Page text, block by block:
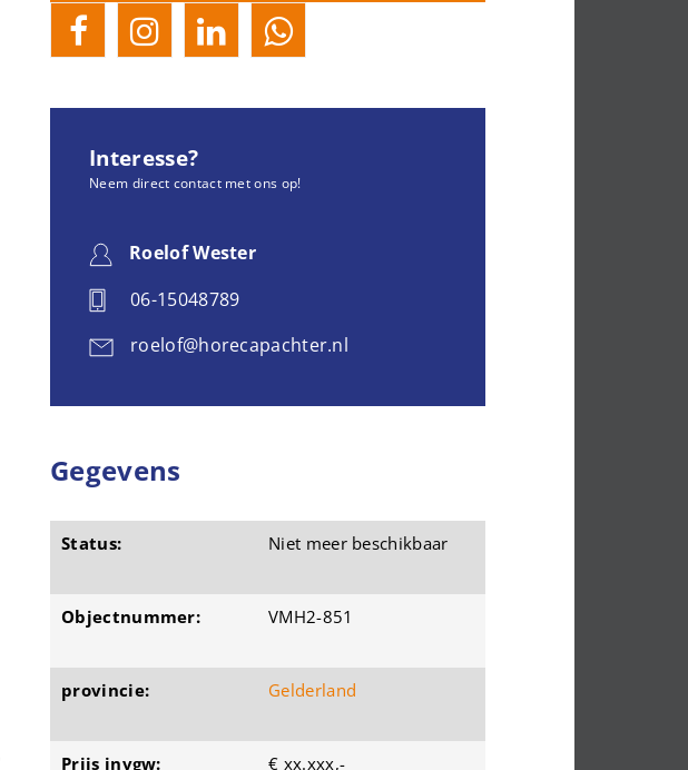
Interesse?
Neem direct contact met ons op!
Roelof Wester
06-15048789
roelof@horecapachter.nl
Gegevens
Status: Niet meer beschikbaar
Objectnummer: VMH2-851
provincie: Gelderland
Prijs invgw: € xx.xxx,-